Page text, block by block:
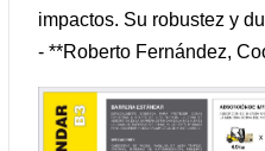
impactos. Su robustez y
- **Roberto Fernández,